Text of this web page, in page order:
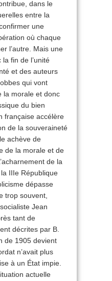
dans le
entre la
une
où chaque
l’autre. Mais une
fin de l’unité
et des auteurs
qui vont
la morale et donc
du bien
française accélère
de la souveraineté
achève de
de la morale et de
de la
IIIe République
dépasse
trop souvent,
Jean
tant de
décrites par B.
de 1905 devient
n’avait plus
à un État impie.
actuelle